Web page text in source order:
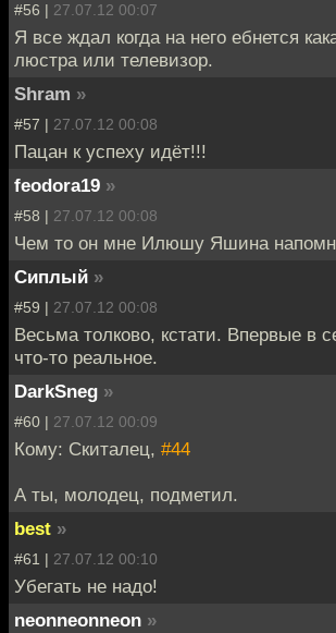
#56 | 27.07.12 00:07
Я все ждал когда на него ебнется
люстра или телевизор.
Shram »
#57 | 27.07.12 00:08
Пацан к успеху идёт!!!
feodora19 »
#58 | 27.07.12 00:08
Чем то он мне Илюшу Яшина
Сиплый »
#59 | 27.07.12 00:08
Весьма толково, кстати. Впервые в
что-то реальное.
DarkSneg »
#60 | 27.07.12 00:09
Кому: Скиталец, #44
А ты, молодец, подметил.
best »
#61 | 27.07.12 00:10
Убегать не надо!
neonneonneon »